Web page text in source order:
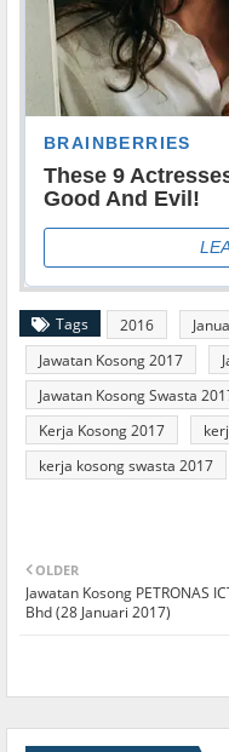
Tags 2016
Jawatan Kosong 2017
Jawatan Kosong Swasta
Kerja Kosong 2017
kerja kosong swasta 2017
OLDER
Jawatan Kosong PETRONAS
Bhd (28 Januari 2017)